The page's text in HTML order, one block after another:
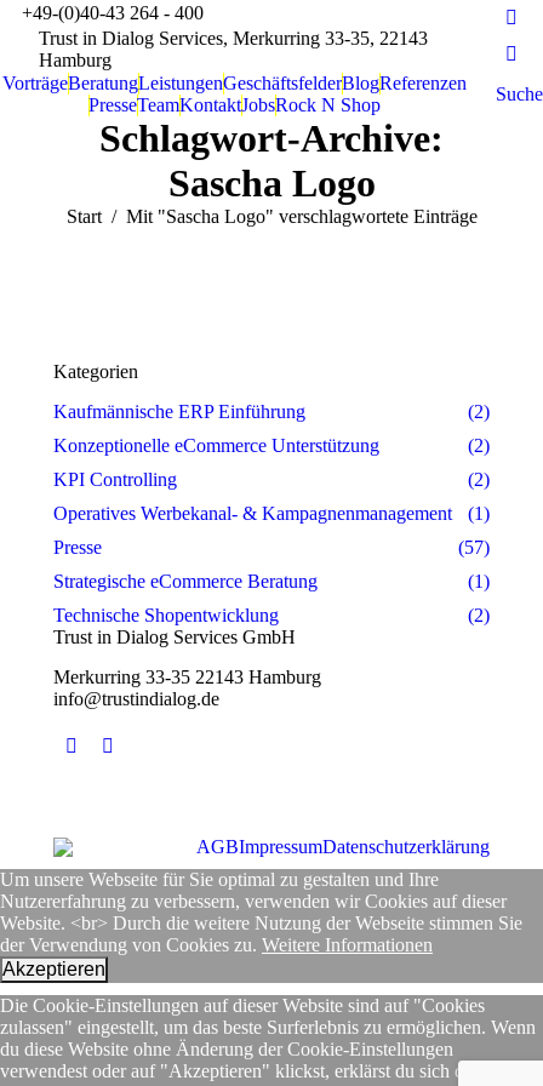
+49-(0)40-43 264 - 400
Trust in Dialog Services, Merkurring 33-35, 22143
Hamburg
VorträgeBeratungLeistungenGeschäftsfelderBlogReferenzen
PresseTeamKontaktJobsRock N Shop
Search:
Suche
Schlagwort-Archive:
Sascha Logo
Sie befinden sich hier:
Start Mit "Sascha Logo" verschlagwortete Einträge
Kategorien
Kaufmännische ERP Einführung
(2)
Konzeptionelle eCommerce Unterstützung
(2)
KPI Controlling
(2)
Operatives Werbekanal- & Kampagnenmanagement
(1)
Presse
(57)
Strategische eCommerce Beratung
(1)
Technische Shopentwicklung
(2)
Trust in Dialog Services GmbH
Merkurring 33-35 22143 Hamburg
info@trustindialog.de
Finden Sie uns auf:
AGBImpressumDatenschutzerklärung
Um unsere Webseite für Sie optimal zu gestalten und Ihre
Nutzererfahrung zu verbessern, verwenden wir Cookies auf dieser
Website. <br> Durch die weitere Nutzung der Webseite stimmen Sie
der Verwendung von Cookies zu. Weitere Informationen
Akzeptieren
Die Cookie-Einstellungen auf dieser Website sind auf "Cookies
zulassen" eingestellt, um das beste Surferlebnis zu ermöglichen. Wenn
du diese Website ohne Änderung der Cookie-Einstellungen
verwendest oder auf "Akzeptieren" klickst, erklärst du sich damit